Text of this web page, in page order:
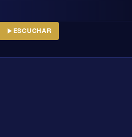
ESCUCHAR